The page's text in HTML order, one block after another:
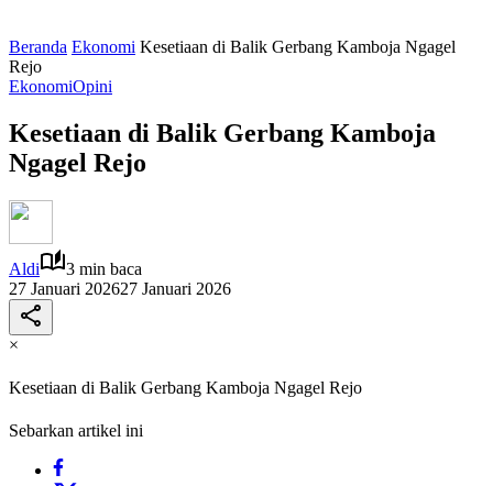
Beranda Ekonomi Kesetiaan di Balik Gerbang Kamboja Ngagel
Rejo
EkonomiOpini
Kesetiaan di Balik Gerbang Kamboja
Ngagel Rejo
Aldi
3 min baca
27 Januari 202627 Januari 2026
×
Kesetiaan di Balik Gerbang Kamboja Ngagel Rejo
Sebarkan artikel ini